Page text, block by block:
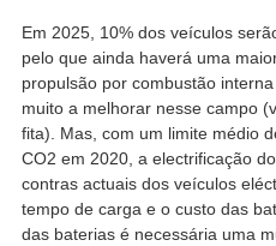
Em 2025, 10% dos veículos
pelo que ainda haverá uma
propulsão por combustão
muito a melhorar nesse campo
fita). Mas, com um limite médio
CO2 em 2020, a electrificação
contras actuais dos veículos
tempo de carga e o custo das
das baterias é necessária uma